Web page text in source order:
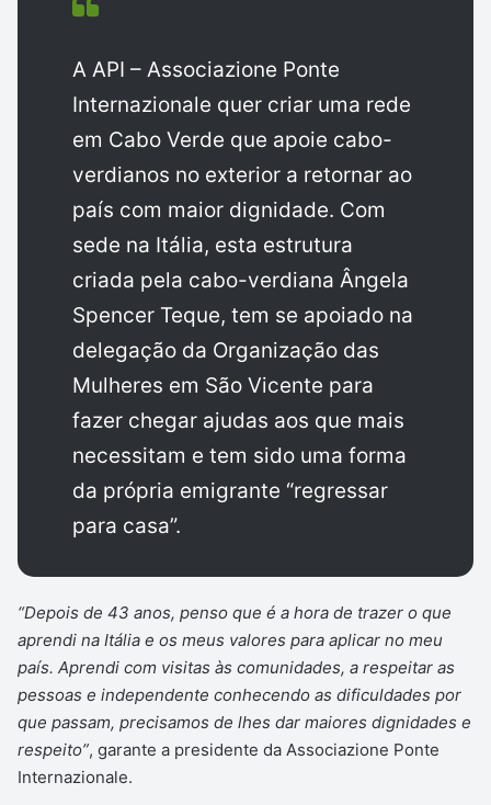
A API – Associazione Ponte
Internazionale quer criar uma rede
em Cabo Verde que apoie cabo-
verdianos no exterior a retornar ao
país com maior dignidade. Com
sede na Itália, esta estrutura
criada pela cabo-verdiana Ângela
Spencer Teque, tem se apoiado na
delegação da Organização das
Mulheres em São Vicente para
fazer chegar ajudas aos que mais
necessitam e tem sido uma forma
da própria emigrante “regressar
para casa”.
“Depois de 43 anos, penso que é a hora de trazer o que
aprendi na Itália e os meus valores para aplicar no meu
país. Aprendi com visitas às comunidades, a respeitar as
pessoas e independente conhecendo as dificuldades por
que passam, precisamos de lhes dar maiores dignidades e
respeito”, garante a presidente da Associazione Ponte
Internazionale.